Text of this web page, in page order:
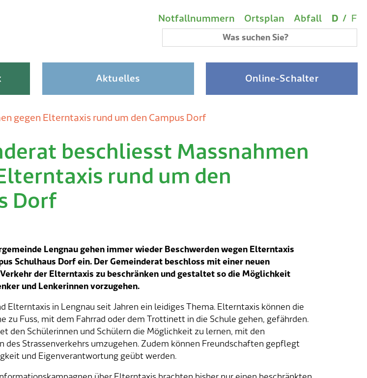
Metanavigation
Wichtige Links
Notfallnummern Ortsplan Abfall D / F
Aktuelles Online-Schalter
gegen Elterntaxis rund um den Campus Dorf
beschliesst Massnahmen
rund um den
Dorf
Lengnau gehen immer wieder Beschwerden wegen Elterntaxis
Schulhaus Dorf ein. Der Gemeinderat beschloss mit einer neuen
der Elterntaxis zu beschränken und gestaltet so die Möglichkeit
und Lenkerinnen vorzugehen.
Elterntaxis in Lengnau seit Jahren ein leidiges Thema. Elterntaxis können die
zu Fuss, mit dem Fahrrad oder dem Trottinett in die Schule gehen, gefährden.
den Schülerinnen und Schülern die Möglichkeit zu lernen, mit den
des Strassenverkehrs umzugehen. Zudem können Freundschaften gepflegt
und Eigenverantwortung geübt werden.